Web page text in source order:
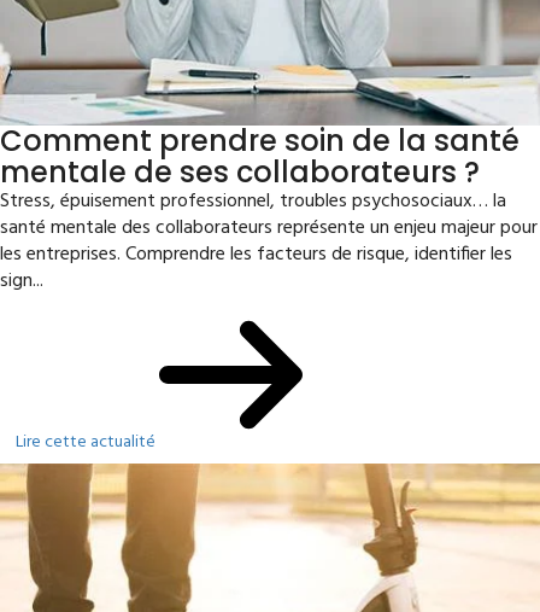
Comment prendre soin de la santé
mentale de ses collaborateurs ?
Stress, épuisement professionnel, troubles psychosociaux… la
santé mentale des collaborateurs représente un enjeu majeur pour
les entreprises. Comprendre les facteurs de risque, identifier les
sign...
Lire cette actualité